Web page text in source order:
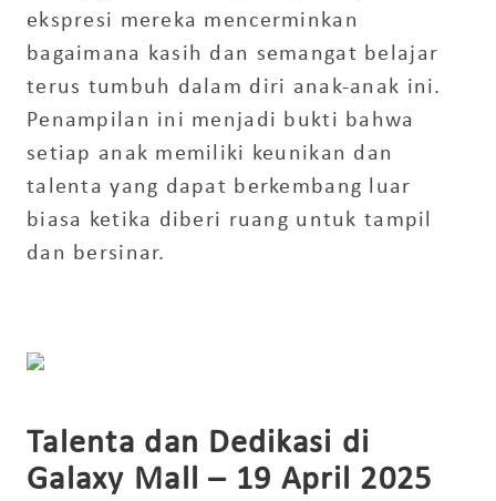
ekspresi mereka mencerminkan
bagaimana kasih dan semangat belajar
terus tumbuh dalam diri anak-anak ini.
Penampilan ini menjadi bukti bahwa
setiap anak memiliki keunikan dan
talenta yang dapat berkembang luar
biasa ketika diberi ruang untuk tampil
dan bersinar.
Talenta dan Dedikasi di
Galaxy Mall – 19 April 2025